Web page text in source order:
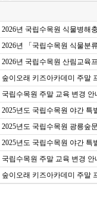
2026년 국립수목원 식물병해
2026년 「국립수목원 식물분
2026년 국립수목원 산림교육
숲이오래 키즈아카데미 주말
국립수목원 주말 교육 변경 안
2025년도 국립수목원 야간 특
2025년도 국립수목원 광릉숲
2025년도 국립수목원 야간 특
국립수목원 주말 교육 변경
숲이오래 키즈아카데미 주말